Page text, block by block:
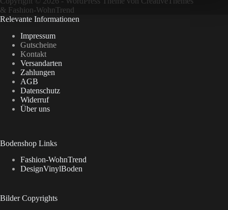
& Fashion-WohnTrend
Relevante Informationen
Impressum
Gutscheine
Kontakt
Versandarten
Zahlungen
AGB
Datenschutz
Widerruf
Über uns
Bodenshop Links
Fashion-WohnTrend
DesignVinylBoden
Bilder Copyrights